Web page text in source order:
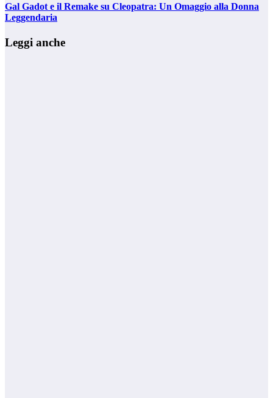
Gal Gadot e il Remake su Cleopatra: Un Omaggio alla Donna
Leggendaria
Leggi anche